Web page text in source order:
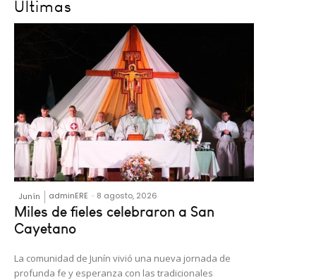
Últimas
Junín adminERE - 8 agosto, 2026
Miles de fieles celebraron a San
Cayetano
La comunidad de Junín vivió una nueva jornada de
profunda fe y esperanza con las tradicionales